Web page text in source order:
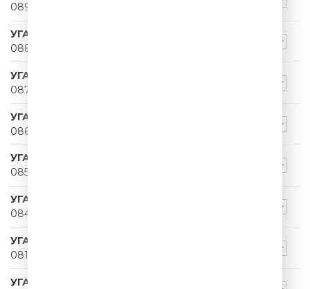
089
УГАРНЫЙ ПАПА
088
УГАРНЫЙ ПАПА
087
УГАРНЫЙ ПАПА
086
УГАРНЫЙ ПАПА
085
УГАРНЫЙ ПАПА
084
УГАРНЫЙ ПАПА
081
УГАРНЫЙ ПАПА